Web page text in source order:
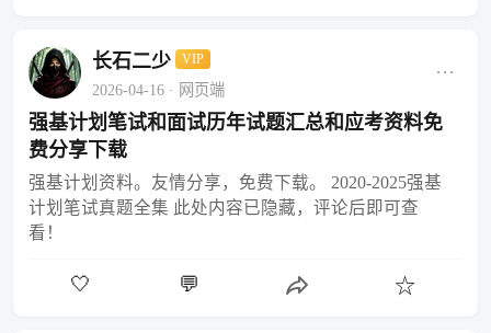
长石二少 VIP
2026-04-16· 网页端
···
强基计划笔试和面试历年试题汇总和应考资料免
费分享下载
强基计划资料。友情分享，免费下载。 2020-2025强基
计划笔试真题全集 此处内容已隐藏，评论后即可查
看！
🤍 💬 ☆